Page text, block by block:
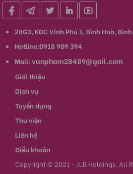
28G3, KDC Vĩnh Phú 1, Bình Hoà,
Hotline:0918 909 394
Mail: vanpham28489@gail.com
Giới thiệu
Dịch vụ
Tuyển dụng
Thư viện
Liên hệ
Điều khoản
Copyright © 2021 - JLB Holdings. All